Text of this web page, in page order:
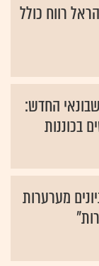
רווח כולל
החדש:
בכוננות
מערערות